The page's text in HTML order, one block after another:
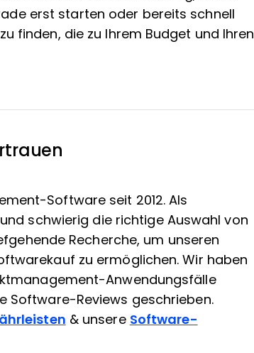
erst starten oder bereits schnell
finden, die zu Ihrem Budget und Ihren
Software seit 2012. Als
schwierig die richtige Auswahl von
Recherche, um unseren
zu ermöglichen. Wir haben
Anwendungsfälle
Software-Reviews geschrieben.
& unsere Software-